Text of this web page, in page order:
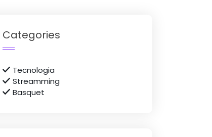
Categories
Tecnologia
Streamming
Basquet